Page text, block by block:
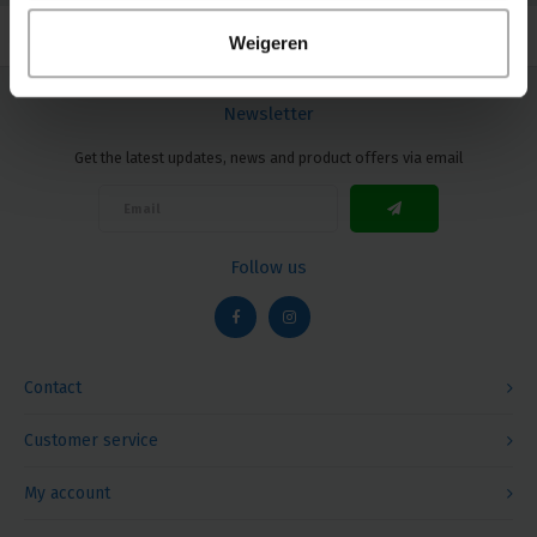
Weigeren
Contact
Newsletter
Get the latest updates, news and product offers via email
Follow us
Customer service
My account